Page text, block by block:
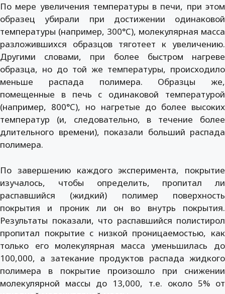
По мере увеличения температуры в печи, при этом
образец убирали при достижении одинаковой
температуры (например, 300°C), молекулярная масса
разложившихся образцов тяготеет к увеличению.
Другими словами, при более быстром нагреве
образца, но до той же температуры, происходило
меньше распада полимера. Образцы же,
помещенные в печь с одинаковой температурой
(например, 800°C), но нагретые до более высоких
температур (и, следовательно, в течение более
длительного времени), показали больший распада
полимера.
По завершению каждого эксперимента, покрытие
изучалось, чтобы определить, пропитал ли
распавшийся (жидкий) полимер поверхность
покрытия и проник ли он во внутрь покрытия.
Результаты показали, что распавшийся полистирол
пропитал покрытие с низкой проницаемостью, как
только его молекулярная масса уменьшилась до
100,000, а затекание продуктов распада жидкого
полимера в покрытие произошло при снижении
молекулярной массы до 13,000, т.е. около 5% от